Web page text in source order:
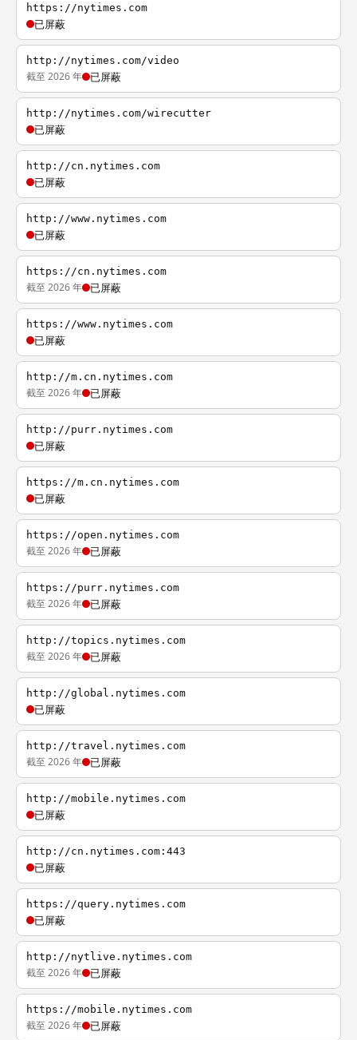
https://nytimes.com
已屏蔽
http://nytimes.com/video
截至 2026 年 已屏蔽
http://nytimes.com/wirecutter
已屏蔽
http://cn.nytimes.com
已屏蔽
http://www.nytimes.com
已屏蔽
https://cn.nytimes.com
截至 2026 年 已屏蔽
https://www.nytimes.com
已屏蔽
http://m.cn.nytimes.com
截至 2026 年 已屏蔽
http://purr.nytimes.com
已屏蔽
https://m.cn.nytimes.com
已屏蔽
https://open.nytimes.com
截至 2026 年 已屏蔽
https://purr.nytimes.com
截至 2026 年 已屏蔽
http://topics.nytimes.com
截至 2026 年 已屏蔽
http://global.nytimes.com
已屏蔽
http://travel.nytimes.com
截至 2026 年 已屏蔽
http://mobile.nytimes.com
已屏蔽
http://cn.nytimes.com:443
已屏蔽
https://query.nytimes.com
已屏蔽
http://nytlive.nytimes.com
截至 2026 年 已屏蔽
https://mobile.nytimes.com
截至 2026 年 已屏蔽